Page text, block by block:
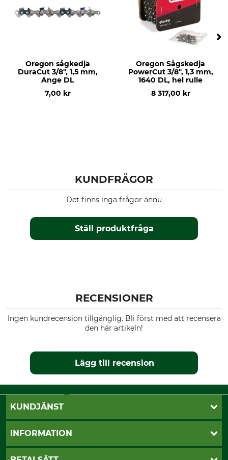
Oregon sågkedja
DuraCut 3/8", 1,5 mm,
Ange DL
7,00 kr
Oregon Sågskedja
PowerCut 3/8", 1,3 mm,
1640 DL, hel rulle
8 317,00 kr
KUNDFRÅGOR
Ställ produktfråga
Det finns inga frågor ännu
RECENSIONER
Ingen kundrecension tillgänglig. Bli först med att recensera
den här artikeln!
Lägg till recension
KUNDJÄNST
Öppettider
Vanliga frågor
INFORMATION
Butik Vansbro